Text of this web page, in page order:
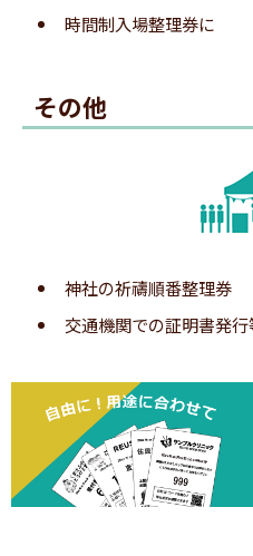
※タイトル、本文、呼び出す
は受付アプリより設定・変更
※呼出メールは1回のみです。
時間制入場整理券に
その他
神社の祈禱順番整理券
交通機関での証明書発行